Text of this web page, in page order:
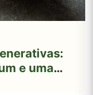
e uma